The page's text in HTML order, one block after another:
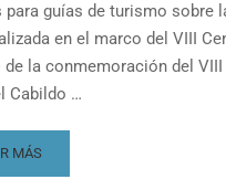
para guías de turismo sobre
en el marco del VIII
la conmemoración del
Cabildo …
MÁS